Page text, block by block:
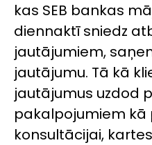
kas SEB bankas
diennaktī sniedz
jautājumiem,
jautājumu. Tā kā
jautājumus uzdod
pakalpojumiem kā
konsultācijai,